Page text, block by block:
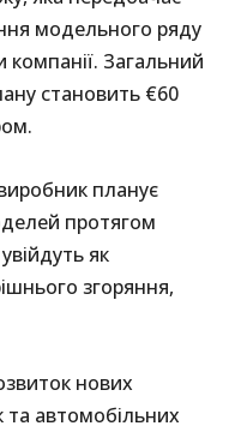
модельного ряду
компанії. Загальний
становить €60
планує
протягом
як
згоряння,
нових
автомобільних